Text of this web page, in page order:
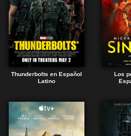
Thunderbolts en Español
Latino
Los